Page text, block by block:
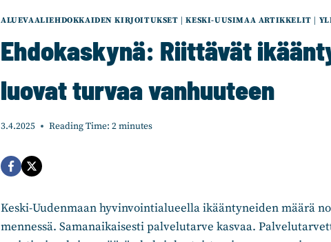
ALUEVAALIEHDOKKAIDEN KIRJOITUKSET |KESKI-UUSIMAA ARTIKKELIT
Ehdokaskynä: Riittävät
luovat turvaa vanhuuteen
3.4.2025 Reading Time: 2minutes
Keski-Uudenmaan hyvinvointialueella ikääntyneiden määrä
mennessä. Samanaikaisesti palvelutarve kasvaa.